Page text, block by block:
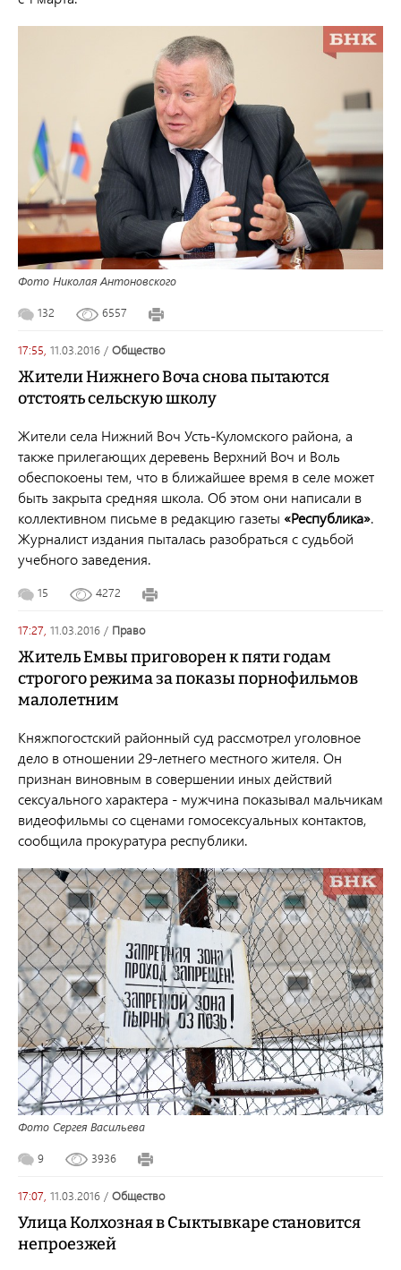
Фото Николая Антоновского
132 6557
17:55, 11.03.2016 / общество
Жители Нижнего Воча снова пытаются
отстоять сельскую школу
Жители села Нижний Воч Усть-Куломского района, а
также прилегающих деревень Верхний Воч и Воль
обеспокоены тем, что в ближайшее время в селе может
быть закрыта средняя школа. Об этом они написали в
коллективном письме в редакцию газеты «Республика».
Журналист издания пыталась разобраться с судьбой
учебного заведения.
15 4272
17:27, 11.03.2016 / право
Житель Емвы приговорен к пяти годам
строгого режима за показы порнофильмов
малолетним
Княжпогостский районный суд рассмотрел уголовное
дело в отношении 29-летнего местного жителя. Он
признан виновным в совершении иных действий
сексуального характера - мужчина показывал мальчикам
видеофильмы со сценами гомосексуальных контактов,
сообщила прокуратура республики.
Фото Сергея Васильева
9 3936
17:07, 11.03.2016 / общество
Улица Колхозная в Сыктывкаре становится
непроезжей